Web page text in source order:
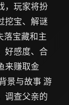
，玩家将扮
挖宝、解谜
落宝藏和主
好感度、合
来赚取金
景与故事 游
调查父亲的